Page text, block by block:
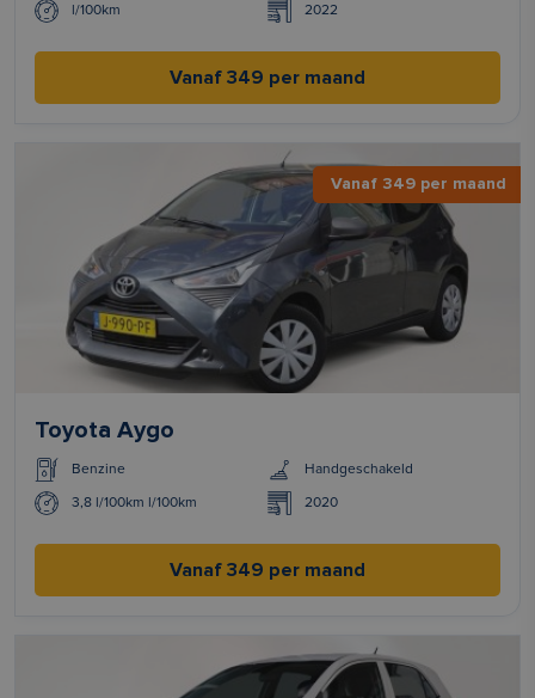
l/100km 2022
Vanaf 349 per maand
Vanaf 349 per maand
Toyota Aygo
Benzine Handgeschakeld
3,8 l/100km l/100km 2020
Vanaf 349 per maand